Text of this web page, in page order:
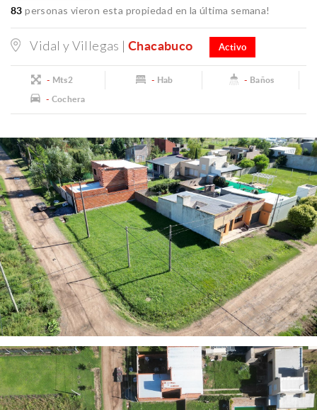
83personas vieron esta propiedad en la última semana!
Vidal y Villegas | Chacabuco Activo
- Mts2 - Hab - Baños
- Cochera